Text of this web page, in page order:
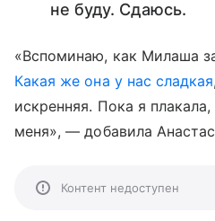
не буду. Сдаюсь.
«Вспоминаю, как Милаша
Какая же она у нас сладкая
искренняя. Пока я
меня», — добавила
Контент недоступен